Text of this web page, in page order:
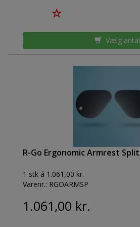
Vælg antal
R-Go Ergonomic Armrest Split
1 stk á 1.061,00 kr.
Varenr.: RGOARMSP
1.061,00 kr.